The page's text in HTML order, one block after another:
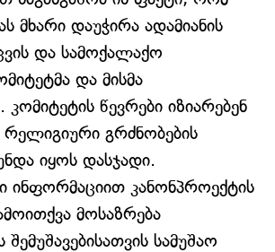
მხარი დაუჭირა ადამიანის
და სამოქალაქო
და მისმა
წევრები იზიარებენ
გრძნობების
იყოს დასჯადი.
ინფორმაციით კანონპროექტის
მოსაზრება
სამუშაო